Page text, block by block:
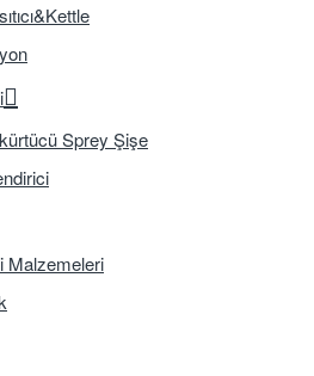
Sprey Şişe
Malzemeleri